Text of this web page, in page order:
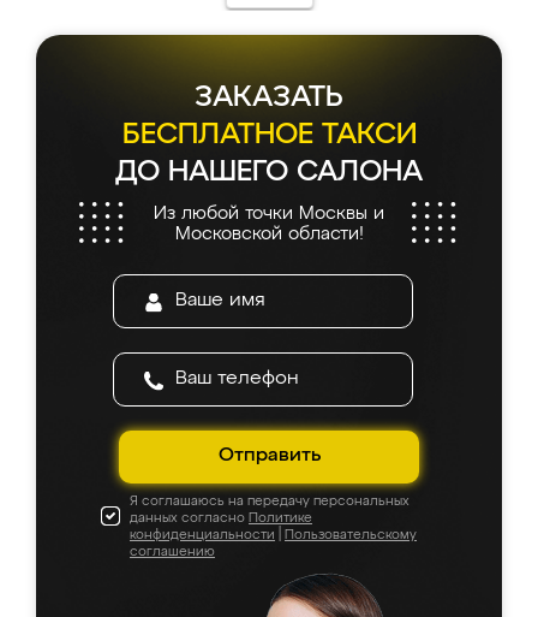
ЗАКАЗАТЬ
БЕСПЛАТНОЕ ТАКСИ
ДО НАШЕГО САЛОНА
Из любой точки Москвы и
Московской области!
Отправить
Я соглашаюсь на передачу персональных
данных согласно Политике
конфиденциальности
Пользовательскому
соглашению